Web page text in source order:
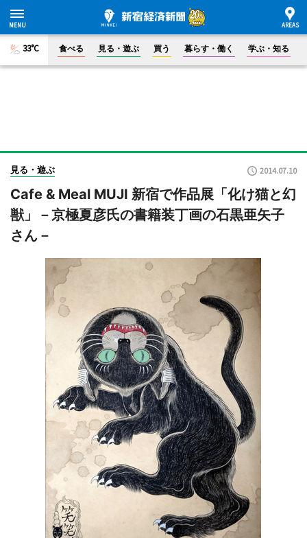
33°C 食べる 見る・遊ぶ 買う 暮らす・働く 学ぶ・知る
見る・遊ぶ 2014.07.10
Cafe & Meal MUJI 新宿で作品展「化け猫と幻
獣」－京極夏彦氏の書籍装丁画の石黒亜矢子
さん－